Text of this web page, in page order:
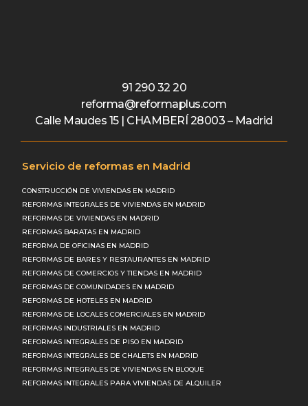
91 290 32 20
reforma@reformaplus.com
Calle Maudes 15 | CHAMBERÍ 28003 – Madrid
Servicio de reformas en Madrid
CONSTRUCCIÓN DE VIVIENDAS EN MADRID
REFORMAS INTEGRALES DE VIVIENDAS EN MADRID
REFORMAS DE VIVIENDAS EN MADRID
REFORMAS BARATAS EN MADRID
REFORMA DE OFICINAS EN MADRID
REFORMAS DE BARES Y RESTAURANTES EN MADRID
REFORMAS DE COMERCIOS Y TIENDAS EN MADRID
REFORMAS DE COMUNIDADES EN MADRID
REFORMAS DE HOTELES EN MADRID
REFORMAS DE LOCALES COMERCIALES EN MADRID
REFORMAS INDUSTRIALES EN MADRID
REFORMAS INTEGRALES DE PISO EN MADRID
REFORMAS INTEGRALES DE CHALETS EN MADRID
REFORMAS INTEGRALES DE VIVIENDAS EN BLOQUE
REFORMAS INTEGRALES PARA VIVIENDAS DE ALQUILER